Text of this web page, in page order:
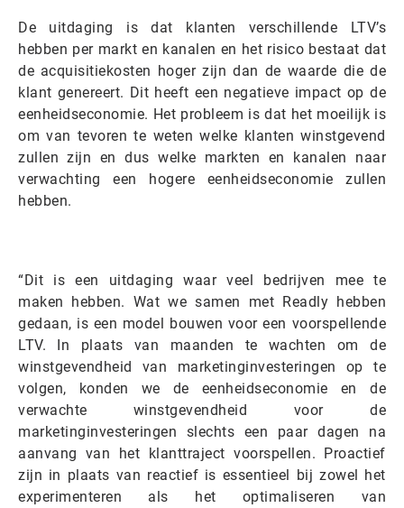
De uitdaging is dat klanten verschillende LTV’s
hebben per markt en kanalen en het risico bestaat dat
de acquisitiekosten hoger zijn dan de waarde die de
klant genereert. Dit heeft een negatieve impact op de
eenheidseconomie. Het probleem is dat het moeilijk is
om van tevoren te weten welke klanten winstgevend
zullen zijn en dus welke markten en kanalen naar
verwachting een hogere eenheidseconomie zullen
hebben.
“Dit is een uitdaging waar veel bedrijven mee te
maken hebben. Wat we samen met Readly hebben
gedaan, is een model bouwen voor een voorspellende
LTV. In plaats van maanden te wachten om de
winstgevendheid van marketinginvesteringen op te
volgen, konden we de eenheidseconomie en de
verwachte winstgevendheid voor de
marketinginvesteringen slechts een paar dagen na
aanvang van het klanttraject voorspellen. Proactief
zijn in plaats van reactief is essentieel bij zowel het
experimenteren als het optimaliseren van